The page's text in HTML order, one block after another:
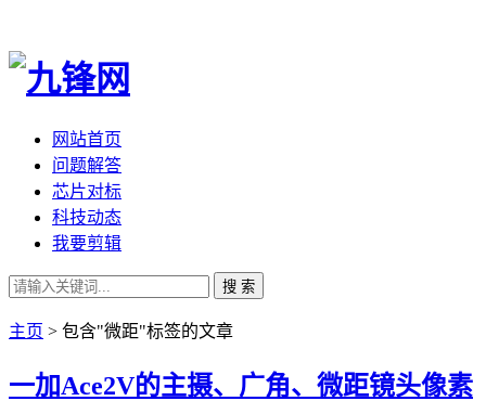
网站首页
问题解答
芯片对标
科技动态
我要剪辑
搜 索
主页 > 包含"微距"标签的文章
一加Ace2V的主摄、广角、微距镜头像素